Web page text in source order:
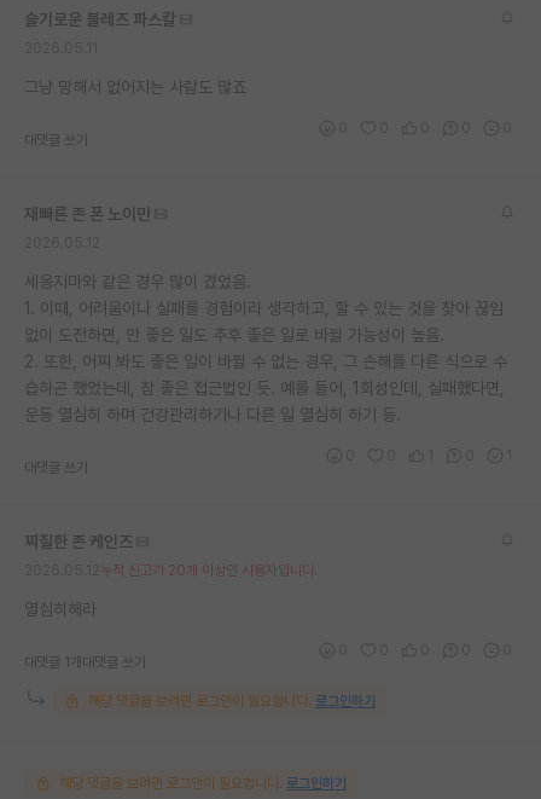
이벤트
슬기로운 블레즈 파스칼
그냥 망해서 없어지는 사람도 많죠
대댓글 쓰기
재빠른 존 폰 노이만
세옹지마와 같은 경우 많이 겼었음.
1. 이때, 어려움이나 실패를 경험이라 생각하고, 할 수 있는 것을 찾아 끊임
없이 도전하면, 안 좋은 일도 추후 좋은 일로 바뀔 가능성이 높음.
2. 또한, 어찌 봐도 좋은 일이 바뀔 수 없는 경우, 그 손해를 다른 식으로 수
습하곤 했었는데, 참 좋은 접근법인 듯. 예를 들어, 1회성인데, 실패했다면,
운동 열심히 하며 건강관리하기나 다른 일 열심히 하기 등.
대댓글 쓰기
찌질한 존 케인즈
누적 신고가 20개 이상인 사용자입니다.
열심히해라
대댓글 1개 대댓글 쓰기
해당 댓글을 보려면 로그인이 필요합니다. 로그인하기
해당 댓글을 보려면 로그인이 필요합니다. 로그인하기